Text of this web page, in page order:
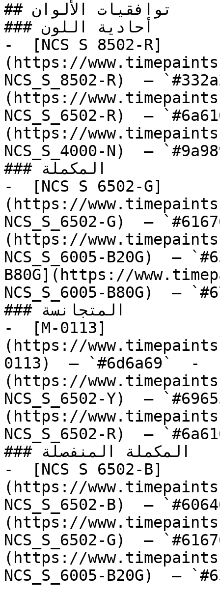
## توافقيات الألوان
### أحادية اللون
-  [NCS S 8502-R]
(https://
NCS_S_8502-R)  —
(https://
NCS_S_6502-R)  —
(https://
NCS_S_4000-N)  —
### المكملة
-  [NCS S 6502-G]
(https://
NCS_S_6502-G)  —
(https://
NCS_S_6005-B20G)  —
B80G](https://
NCS_S_6005-B80G)  —
### المتجانسة
-  [M-0113]
(https://
0113)  — `#6d6a69`  -
(https://
NCS_S_6502-Y)  —
(https://
NCS_S_6502-R)  —
### المكملة المنفصلة
-  [NCS S 6502-B]
(https://
NCS_S_6502-B)  —
(https://
NCS_S_6502-G)  —
(https://
NCS_S_6005-B20G)  —